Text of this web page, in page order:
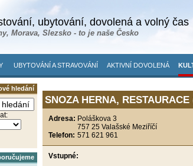
ubytování, dovolená a volný čas
Morava, Slezsko - to je naše Česko
UBYTOVÁNÍ A STRAVOVÁNÍ AKTIVNÍ DOVOLENÁ
hledání
SNOZA HERNA,
Adresa: Poláškova 3
757 25 Valašské Meziříčí
Telefon: 571 621 961
Vstupné: